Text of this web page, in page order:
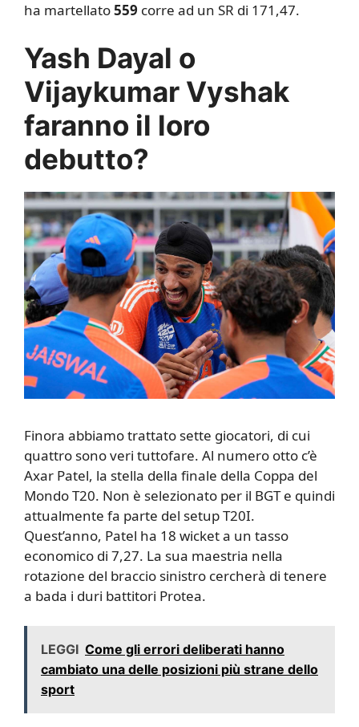
ha martellato559 corre ad un SR di 171,47.
Yash Dayal o
Vijaykumar Vyshak
faranno il loro
debutto?
Finora abbiamo trattato sette giocatori, di cui
quattro sono veri tuttofare. Al numero otto c’è
Axar Patel, la stella della finale della Coppa del
Mondo T20. Non è selezionato per il BGT e quindi
attualmente fa parte del setup T20I.
Quest’anno, Patel ha 18 wicket a un tasso
economico di 7,27. La sua maestria nella
rotazione del braccio sinistro cercherà di tenere
a bada i duri battitori Protea.
LEGGI Come gli errori deliberati hanno
cambiato una delle posizioni più strane dello
sport